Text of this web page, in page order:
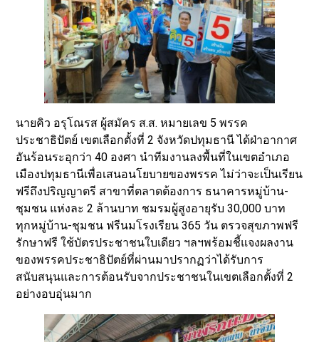
นายคิว อรุโณรส ผู้สมัคร ส.ส. หมายเลข 5 พรรค
ประชาธิปัตย์ เขตเลือกตั้งที่ 2 จังหวัดปทุมธานี ได้ฝ่าอากาศ
อันร้อนระอุกว่า 40 องศา นำทีมงานลงพื้นที่ในเขตอำเภอ
เมืองปทุมธานีเพื่อเสนอนโยบายของพรรค ไม่ว่าจะเป็นเรียน
ฟรีถึงปริญญาตรี สาขาที่ตลาดต้องการ ธนาคารหมู่บ้าน-
ชุมชน แห่งละ 2 ล้านบาท ชมรมผู้สูงอายุรับ 30,000 บาท
ทุกหมู่บ้าน-ชุมชน ฟรีนมโรงเรียน 365 วัน ตรวจสุขภาพฟรี
รักษาฟรี ใช้บัตรประชาชนใบเดียว ฯลฯพร้อมชี้แจงผลงาน
ของพรรคประชาธิปัตย์ที่ผ่านมาปรากฏว่าได้รับการ
สนับสนุนและการต้อนรับจากประชาชนในเขตเลือกตั้งที่ 2
อย่างอบอุ่นมาก